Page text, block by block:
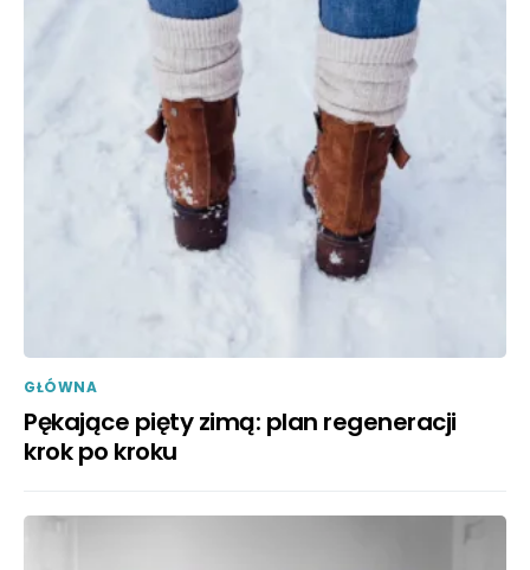
GŁÓWNA
Pękające pięty zimą: plan regeneracji
krok po kroku